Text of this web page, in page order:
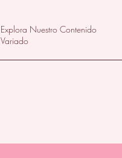
Explora Nuestro Contenido
Variado